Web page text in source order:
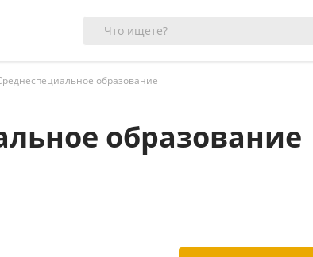
образование
образование